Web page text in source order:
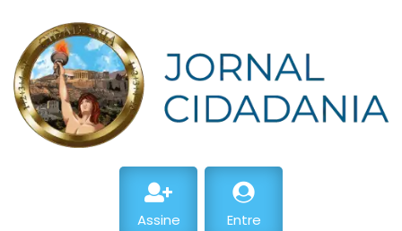
Assine Entre